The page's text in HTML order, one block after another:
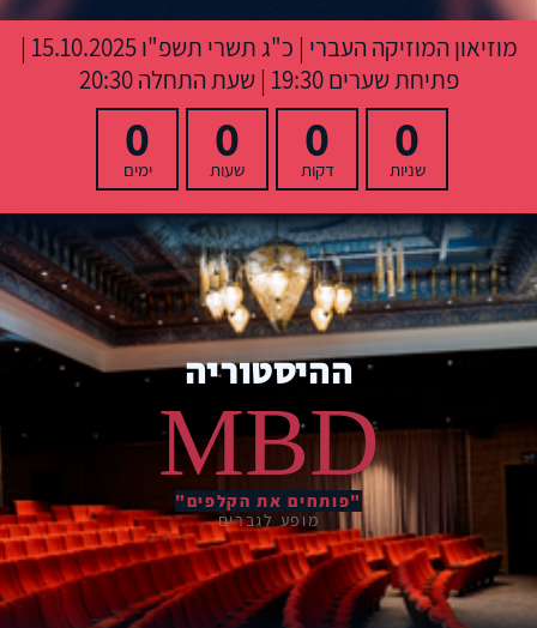
מוזיאון המוזיקה העברי | כ"ג תשרי תשפ"ו
15.10.2025 |
פתיחת שערים 19:30 | שעת התחלה 20:30
0
שניות
0
דקות
0
שעות
0
ימים
ההיסטוריה
MBD
"פותחים את הקלפים"
מופע לגברים